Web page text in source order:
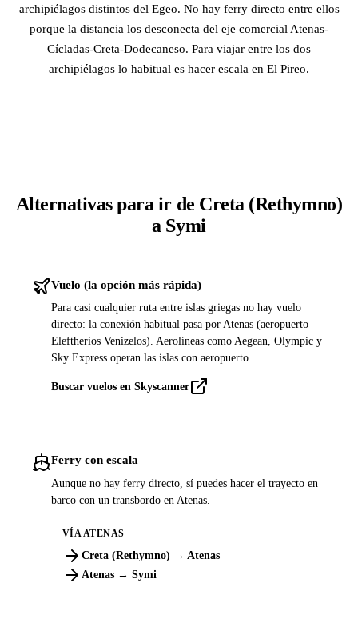
archipiélagos distintos del Egeo. No hay ferry directo entre ellos
porque la distancia los desconecta del eje comercial Atenas-
Cícladas-Creta-Dodecaneso. Para viajar entre los dos
archipiélagos lo habitual es hacer escala en El Pireo.
Alternativas para ir de Creta (Rethymno)
a Symi
Vuelo (la opción más rápida)
Para casi cualquier ruta entre islas griegas no hay vuelo
directo: la conexión habitual pasa por Atenas (aeropuerto
Eleftherios Venizelos). Aerolíneas como Aegean, Olympic y
Sky Express operan las islas con aeropuerto.
Buscar vuelos en Skyscanner
Ferry con escala
Aunque no hay ferry directo, sí puedes hacer el trayecto en
barco con un transbordo en Atenas.
VÍA ATENAS
Creta (Rethymno) → Atenas
Atenas → Symi